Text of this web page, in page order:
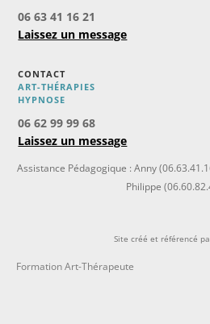
06 63 41 16 21
Laissez un message
CONTACT
ART-THÉRAPIES
HYPNOSE
06 62 99 99 68
Laissez un message
Assistance Pédagogique : Anny
Philippe
Site créé et référencé
Formation Art-Thérapeute